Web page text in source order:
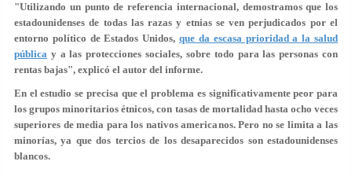
"Utilizando un punto de referencia internacional, demostramos que los
estadounidenses de todas las razas y etnias se ven perjudicados por el
entorno político de Estados Unidos,que da escasa prioridad a la salud
pública y a las protecciones sociales, sobre todo para las personas con
rentas bajas", explicó el autor del informe.
En el estudio se precisa que el problema es significativamente peor para
los grupos minoritarios étnicos, con tasas de mortalidad hasta ocho veces
superiores de media para los nativos americanos. Pero no se limita a las
minorías, ya que dos tercios de los desaparecidos son estadounidenses
blancos.